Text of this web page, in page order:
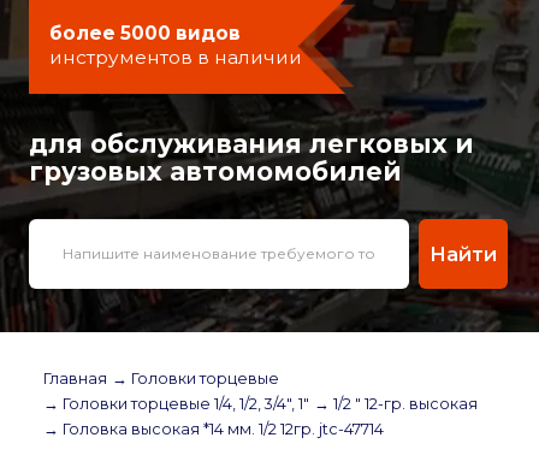
более 5000 видов
инструментов в наличии
для обслуживания легковых и
грузовых автомомобилей
Найти
Главная → Головки торцевые
→ Головки торцевые 1/4, 1/2, 3/4", 1" → 1/2 " 12-гр. высокая
→ Головка высокая *14 мм. 1/2 12гр. jtc-47714